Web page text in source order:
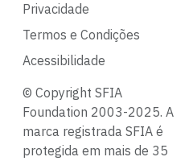
Privacidade
Termos e Condições
Acessibilidade
© Copyright SFIA
Foundation 2003-2025. A
marca registrada SFIA é
protegida em mais de 35